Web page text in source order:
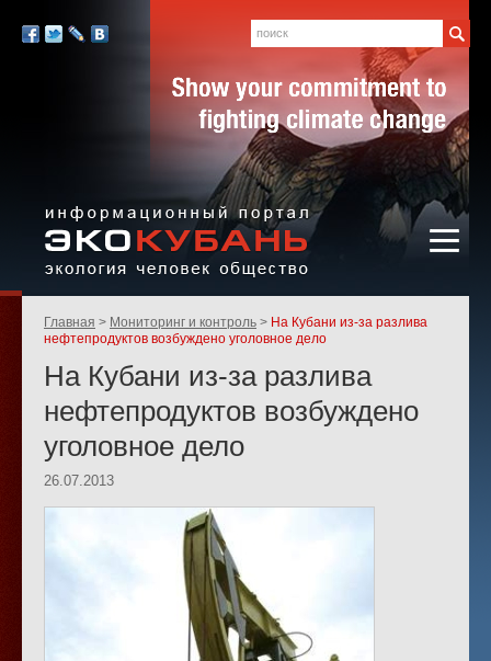
«ЭКО-КУБАНЬ»
человек,
общество
Родительские
страницы:
Главная Мониторинг и контроль
На Кубани из-за разлива
нефтепродуктов возбуждено уголовное дело
На Кубани из-за разлива
нефтепродуктов возбуждено
уголовное дело
26.07.2013
Мы
Поиск